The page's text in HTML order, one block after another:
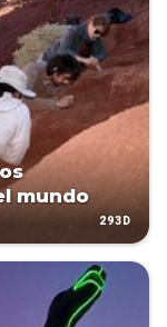
mundo
293D